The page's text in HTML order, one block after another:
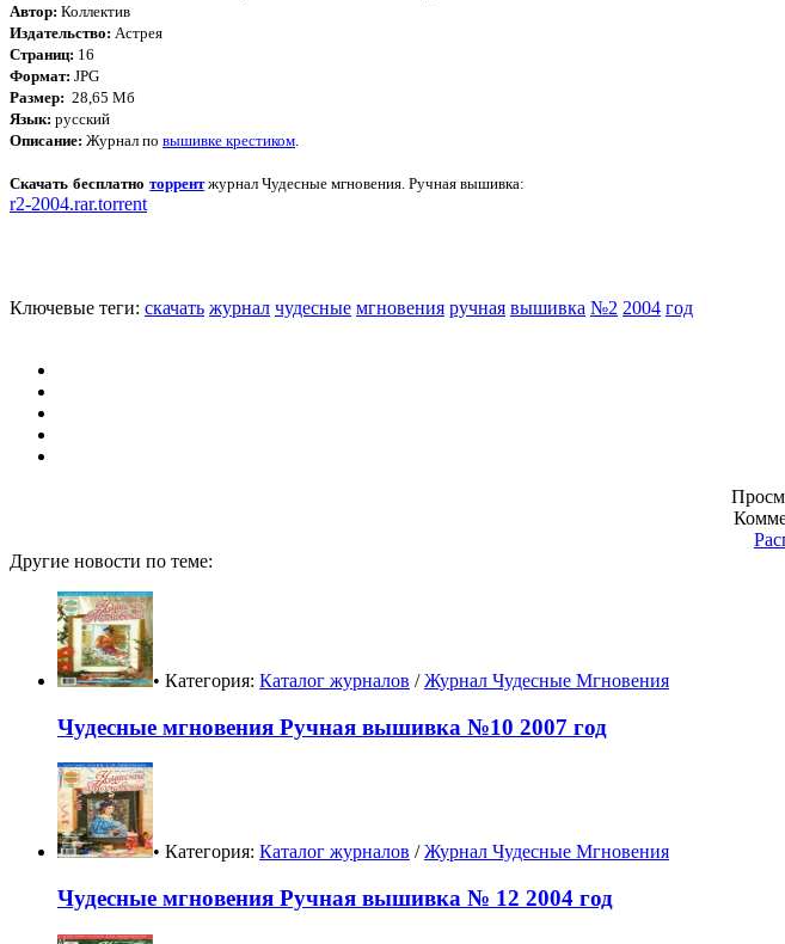
Автор: Коллектив
Издательство: Астрея
Страниц: 16
Формат: JPG
Размер: 28,65 Мб
Язык: русский
Описание: Журнал по вышивке крестиком
Скачать бесплатноторрентжурнал Чудесные мгновения. Ручная вышивка:
r2-2004.rar.torrent
Ключевые теги: скачать журнал чудесные мгновения ручная вышивка №2 2004 год
Другие новости по теме:
• Категория: Каталог журналов /Журнал Чудесные Мгновения
Чудесные мгновения Ручная вышивка №10 2007 год
• Категория: Каталог журналов /Журнал Чудесные Мгновения
Чудесные мгновения Ручная вышивка № 12 2004 год